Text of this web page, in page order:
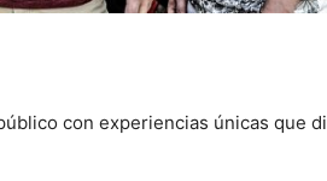
con experiencias únicas que